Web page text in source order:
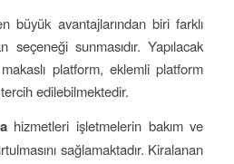
büyük avantajlarından biri farklı
sunmasıdır. Yapılacak
platform, eklemli platform
edilebilmektedir.
hizmetleri işletmelerin bakım ve
sağlamaktadır. Kiralanan